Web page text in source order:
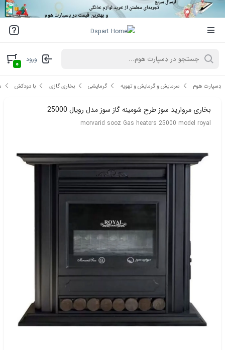
ورود ۰
دِسپارت هوم سرمایش و گرمایش و تهویه گرمایشی بخاری گازی با دودکش
بخاری مروارید سوز طرح شومینه گاز سوز مدل رویال 25000
morvarid sooz Gas heaters 25000 model royal